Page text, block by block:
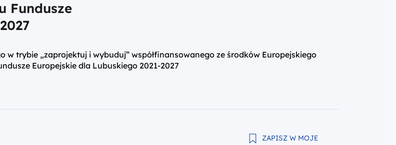
Fundusze
trybie „zaprojektuj i wybuduj” współfinansowanego ze środków Europejskiego
Europejskie dla Lubuskiego 2021-2027
ZAPISZ W MOJE